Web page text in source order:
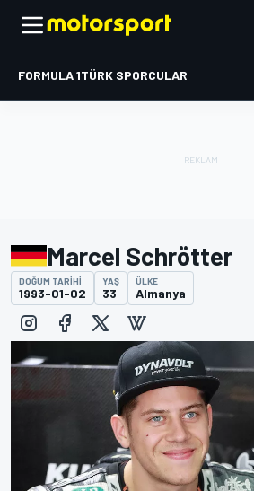
FORMULA 1TÜRK SPORCULAR
Marcel Schrötter
DOĞUM TARIHI
1993-01-02
YAŞ
33
ÜLKE
Almanya